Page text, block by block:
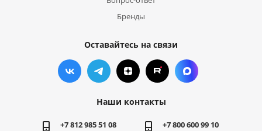
Бренды
Оставайтесь на связи
Наши контакты
+7 812 985 51 08 +7 800 600 99 10